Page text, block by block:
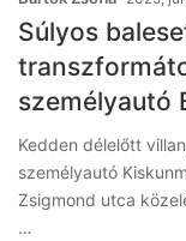
Súlyos
személyautó
Kedden délelőtt
személyautó
Zsigmond utca
…